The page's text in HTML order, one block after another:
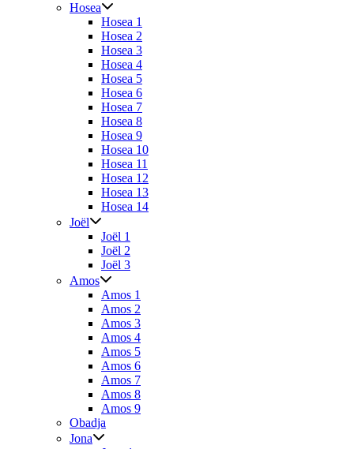
Hosea
Hosea 1
Hosea 2
Hosea 3
Hosea 4
Hosea 5
Hosea 6
Hosea 7
Hosea 8
Hosea 9
Hosea 10
Hosea 11
Hosea 12
Hosea 13
Hosea 14
Joël
Joël 1
Joël 2
Joël 3
Amos
Amos 1
Amos 2
Amos 3
Amos 4
Amos 5
Amos 6
Amos 7
Amos 8
Amos 9
Obadja
Jona